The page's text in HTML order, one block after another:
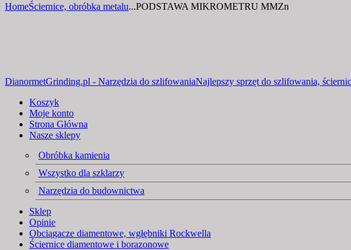
HomeŚciernice, obróbka metalu...PODSTAWA MIKROMETRU MMZn
DianormetGrinding.pl - Narzędzia do szlifowaniaNajlepszy sprzęt do szlifowania,
Koszyk
Moje konto
Strona Główna
Nasze sklepy
Obróbka kamienia
Wszystko dla szklarzy
Narzędzia do budownictwa
Sklep
Opinie
Obciągacze diamentowe, wgłębniki Rockwella
Ściernice diamentowe i borazonowe